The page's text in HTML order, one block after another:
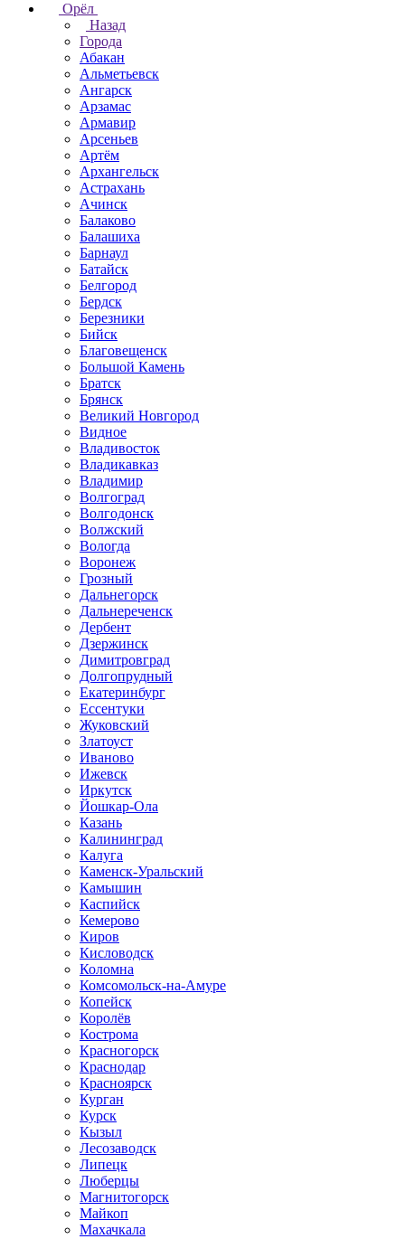
Орёл
Назад
Города
Абакан
Альметьевск
Ангарск
Арзамас
Армавир
Арсеньев
Артём
Архангельск
Астрахань
Ачинск
Балаково
Балашиха
Барнаул
Батайск
Белгород
Бердск
Березники
Бийск
Благовещенск
Большой Камень
Братск
Брянск
Великий Новгород
Видное
Владивосток
Владикавказ
Владимир
Волгоград
Волгодонск
Волжский
Вологда
Воронеж
Грозный
Дальнегорск
Дальнереченск
Дербент
Дзержинск
Димитровград
Долгопрудный
Екатеринбург
Ессентуки
Жуковский
Златоуст
Иваново
Ижевск
Иркутск
Йошкар-Ола
Казань
Калининград
Калуга
Каменск-Уральский
Камышин
Каспийск
Кемерово
Киров
Кисловодск
Коломна
Комсомольск-на-Амуре
Копейск
Королёв
Кострома
Красногорск
Краснодар
Красноярск
Курган
Курск
Кызыл
Лесозаводск
Липецк
Люберцы
Магнитогорск
Майкоп
Махачкала